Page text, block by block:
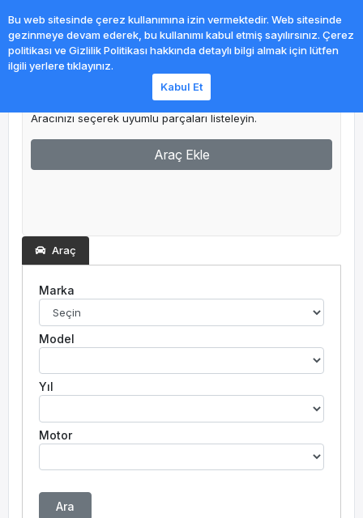
Aracınızı seçerek uyumlu parçaları listeleyin.
Araç Ekle
Araç
Marka
Model
Yıl
Motor
Ara
Bu web sitesinde çerez kullanımına izin vermektedir. Web sitesinde
gezinmeye devam ederek, bu kullanımı kabul etmiş sayılırsınız. Çerez
politikası ve Gizlilik Politikası hakkında detaylı bilgi almak için lütfen
ilgili yerlere tıklayınız.
Kabul Et